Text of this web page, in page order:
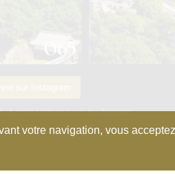
votre navigation, vous
à consommer avec moderation